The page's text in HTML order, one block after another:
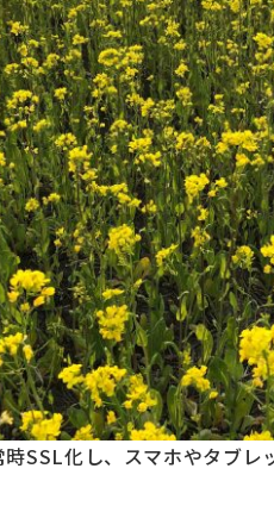
SSL化し、スマホやタブレ